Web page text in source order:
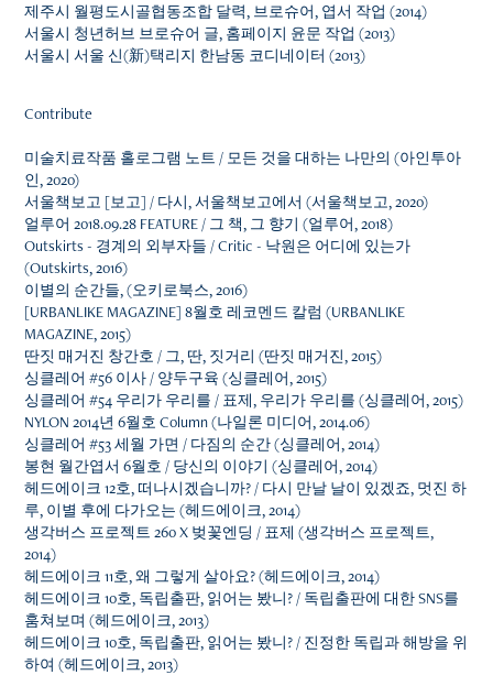
제주시 월평도시골협동조합 달력, 브로슈어, 엽서 작업 (2014)
서울시 청년허브 브로슈어 글, 홈페이지 윤문 작업 (2013)
서울시 서울 신(新)택리지 한남동 코디네이터 (2013)
Contribute
미술치료작품 홀로그램 노트 / 모든 것을 대하는 나만의 (아인투아
인, 2020)
서울책보고 [보고] / 다시, 서울책보고에서 (서울책보고, 2020)
얼루어 2018.09.28 FEATURE / 그 책, 그 향기 (얼루어, 2018)
Outskirts - 경계의 외부자들 / Critic - 낙원은 어디에 있는가
(Outskirts, 2016)
이별의 순간들, (오키로북스, 2016)
[URBANLIKE MAGAZINE] 8월호 레코멘드 칼럼 (URBANLIKE
MAGAZINE, 2015)
딴짓 매거진 창간호 / 그, 딴, 짓거리 (딴짓 매거진, 2015)
싱클레어 #56 이사 / 양두구육 (싱클레어, 2015)
싱클레어 #54 우리가 우리를 / 표제, 우리가 우리를 (싱클레어, 2015)
NYLON 2014년 6월호 Column (나일론 미디어, 2014.06)
싱클레어 #53 세월 가면 / 다짐의 순간 (싱클레어, 2014)
봉현 월간엽서 6월호 / 당신의 이야기 (싱클레어, 2014)
헤드에이크 12호, 떠나시겠습니까? / 다시 만날 날이 있겠죠, 멋진 하
루, 이별 후에 다가오는 (헤드에이크, 2014)
생각버스 프로젝트 260 X 벚꽃엔딩 / 표제 (생각버스 프로젝트,
2014)
헤드에이크 11호, 왜 그렇게 살아요? (헤드에이크, 2014)
헤드에이크 10호, 독립출판, 읽어는 봤니? / 독립출판에 대한 SNS를
훔쳐보며 (헤드에이크, 2013)
헤드에이크 10호, 독립출판, 읽어는 봤니? / 진정한 독립과 해방을 위
하여 (헤드에이크, 2013)